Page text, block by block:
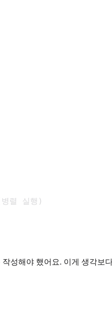
렬 실행)
작성해야 했어요. 이게 생각보